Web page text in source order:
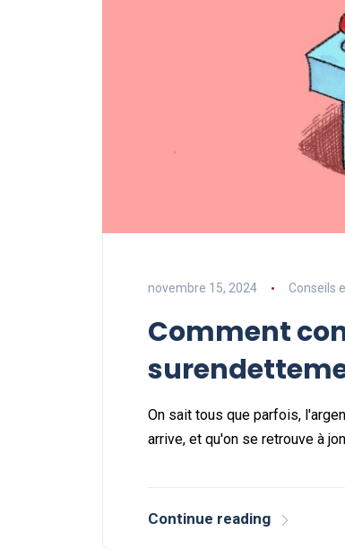
novembre 15, 2024 Conseils
Comment
On sait tous que parfois,
arrive, et qu'on se retrouve à
Continue reading